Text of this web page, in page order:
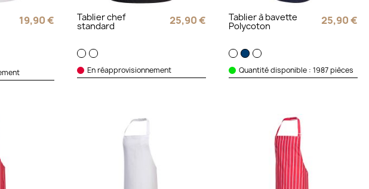
19,90 € Tablier chef
standard 25,90 €
En réapprovisionnement
Tablier à bavette
Polycoton 25,90 €
Quantité disponible : 1987 pièces